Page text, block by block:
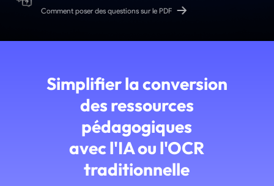
Comment poser des questions sur le PDF
Simplifier la conversion
des ressources
pédagogiques
avec l'IA ou l'OCR
traditionnelle